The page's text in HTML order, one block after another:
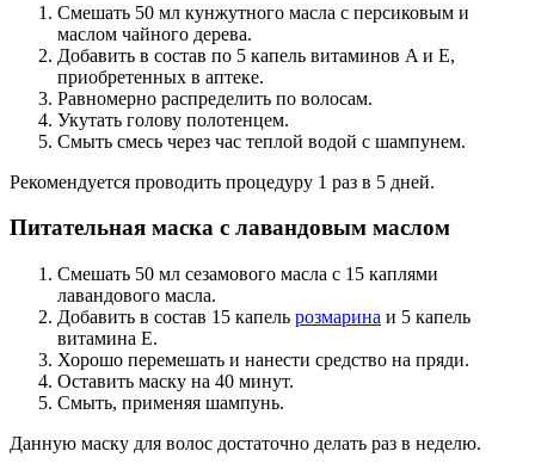
Смешать 50 мл кунжутного масла с персиковым и
маслом чайного дерева.
Добавить в состав по 5 капель витаминов A и E,
приобретенных в аптеке.
Равномерно распределить по волосам.
Укутать голову полотенцем.
Смыть смесь через час теплой водой с шампунем.
Рекомендуется проводить процедуру 1 раз в 5 дней.
Питательная маска с лавандовым маслом
Смешать 50 мл сезамового масла с 15 каплями
лавандового масла.
Добавить в состав 15 капель розмарина и 5 капель
витамина E.
Хорошо перемешать и нанести средство на пряди.
Оставить маску на 40 минут.
Смыть, применяя шампунь.
Данную маску для волос достаточно делать раз в неделю.